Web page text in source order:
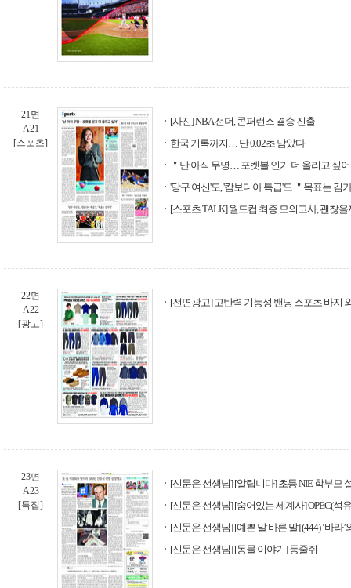
21면
A21
[스포츠]
[사진] NBA 선더, 콘퍼런스 결승 진출
한국 기록까지… 단 0.02초 남았다
＂난 아직 무명… 포켓볼 인기 더 올리고 싶
'당구 여신'도, '캄보디아 특급'도 ＂목표는 김
[스포츠 TALK] 월드컵 최종 모의고사, 괜찮을
22면
A22
[광고]
[전면광고] 고탄력 기능성 밴딩 스포츠 바지
23면
A23
[특집]
[신문은 선생님] [알립니다] 초등 NIE 학부모
[신문은 선생님] [숨어있는 세계사] OPEC(석
[신문은 선생님] [예쁜 말 바른 말] (444) ‘바라’
[신문은 선생님] [동물 이야기] 등줄쥐